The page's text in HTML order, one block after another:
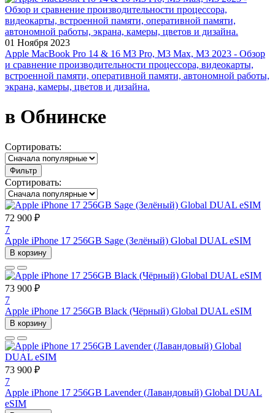
01 Ноября 2023
Apple MacBook Pro 14 & 16 M3 Pro, M3 Max, M3 2023 - Обзор
и сравнение производительности процессора, видеокарты,
встроенной памяти, оперативной памяти, автономной работы,
экрана, камеры, цветов и дизайна.
в Обнинске
Сортировать:
Фильтр
Сортировать:
72 900 ₽
7
Apple iPhone 17 256GB Sage (Зелёный) Global DUAL eSIM
В корзину
73 900 ₽
7
Apple iPhone 17 256GB Black (Чёрный) Global DUAL eSIM
В корзину
73 900 ₽
7
Apple iPhone 17 256GB Lavender (Лавандовый) Global DUAL
eSIM